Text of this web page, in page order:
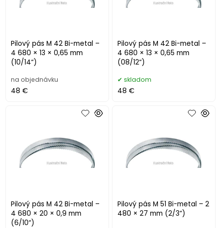
Pilový pás M 42 Bi-metal –
4 680 × 13 × 0,65 mm
(10/14“)
na objednávku
48 €
Pilový pás M 42 Bi-metal –
4 680 × 13 × 0,65 mm
(08/12“)
skladom
48 €
Pilový pás M 42 Bi-metal –
4 680 × 20 × 0,9 mm
(6/10“)
Pilový pás M 51 Bi-metal – 2
480 × 27 mm (2/3“)